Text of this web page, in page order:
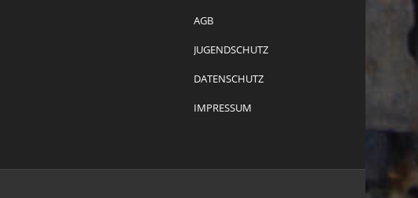
AGB
JUGENDSCHUTZ
DATENSCHUTZ
IMPRESSUM